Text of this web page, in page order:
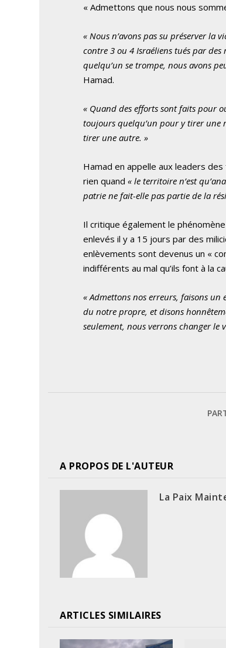
« Admettons que nous nous
« Nous n’avons pas su préserver la
contre 3 ou 4 Israéliens tués par des
quelqu’un se trompe, nous avons
Hamad.
« Quand des efforts sont faits pour
toujours quelqu’un pour y tirer une
tirer une autre. »
Hamad en appelle aux leaders
rien quand« le territoire n’est
patrie ne fait-elle pas partie de la
Il critique également le
enlevés il y a 15 jours par des
enlèvements sont devenus un «
indifférents au mal qu’ils font à la
« Admettons nos erreurs, faisons un
du notre propre, et disons
seulement, nous verrons changer le
A PROPOS DE L'AUTEUR
La Paix
ARTICLES SIMILAIRES